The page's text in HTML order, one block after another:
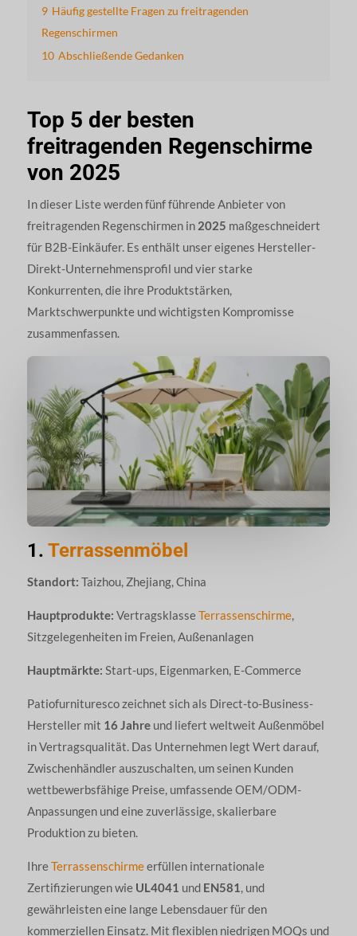
9 Häufig gestellte Fragen zu freitragenden
Regenschirmen
10 Abschließende Gedanken
Top 5 der besten
freitragenden Regenschirme
von 2025
In dieser Liste werden fünf führende Anbieter von
freitragenden Regenschirmen in 2025 maßgeschneidert
für B2B-Einkäufer. Es enthält unser eigenes Hersteller-
Direkt-Unternehmensprofil und vier starke
Konkurrenten, die ihre Produktstärken,
Marktschwerpunkte und wichtigsten Kompromisse
zusammenfassen.
1. Terrassenmöbel
Standort: Taizhou, Zhejiang, China
Hauptprodukte: VertragsklasseTerrassenschirme,
Sitzgelegenheiten im Freien, Außenanlagen
Hauptmärkte: Start-ups, Eigenmarken, E-Commerce
Patiofurnituresco zeichnet sich als Direct-to-Business-
Hersteller mit 16 Jahreund liefert weltweit Außenmöbel
in Vertragsqualität. Das Unternehmen legt Wert darauf,
Zwischenhändler auszuschalten, um seinen Kunden
wettbewerbsfähige Preise, umfassende OEM/ODM-
Anpassungen und eine zuverlässige, skalierbare
Produktion zu bieten.
IhreTerrassenschirmeerfüllen internationale
Zertifizierungen wie UL4041 und EN581, und
gewährleisten eine lange Lebensdauer für den
kommerziellen Einsatz. Mit flexiblen niedrigen MOQs und